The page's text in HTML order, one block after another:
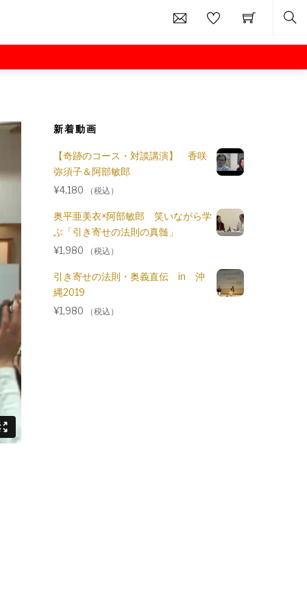
比叡山延暦寺会館
新着動画
【奇跡のコース・対談講演】 香咲
弥須子＆阿部敏郎
¥4,180 （税込）
奥平亜美衣×阿部敏郎 笑いながら学
ぶ「引き寄せの法則の真髄」
¥1,980 （税込）
引き寄せの法則・奥義直伝 in 沖
縄2019
¥1,980 （税込）